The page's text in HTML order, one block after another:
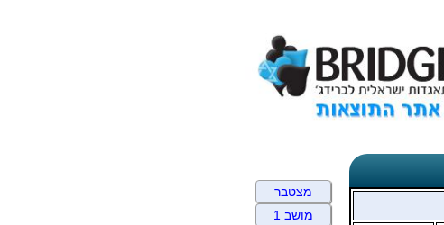
מצטבר
מושב 1